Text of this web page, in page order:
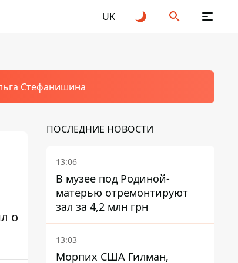
UK
Стефанишина
о
ПОСЛЕДНИЕ НОВОСТИ
13:06
В музее под Родиной-
матерью отремонтируют
зал за 4,2 млн грн
13:03
Морпих США Гилман,